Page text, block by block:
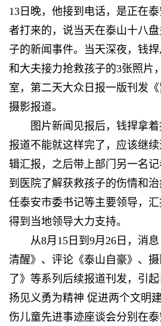
13日晚，他接到电话，是正在
者打来的，说当天在泰山十八
子的新闻事件。当天深夜，钱
和大夫接力抢救孩子的3张照片
室，第二天大众日报一版刊发
摄影报道。
图片新闻见报后，钱捍拿
报道不能就这样完了，应该继
辑汇报，之后带上部门另一名
到医院了解获救孩子的伤情和
任泰安市委书记等主要领导，汇
得到当地领导大力支持。
从8月15日到9月26日，消
清醒》、评论《泰山自豪》、
了》等系列后续报道刊发，引
扬见义勇为精神 促进两个文明
伤儿童先进事迹座谈会分别在泰